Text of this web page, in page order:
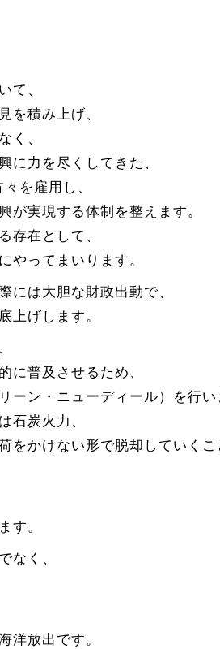
、
積み上げ、
、
力を尽くしてきた、
を雇用し、
実現する体制を整えます。
存在として、
ってまいります。
は大胆な財政出動で、
げします。
普及させるため、
ン・ニューディール）を行い
炭火力、
かけない形で脱却していくこ
。
く、
放出です。